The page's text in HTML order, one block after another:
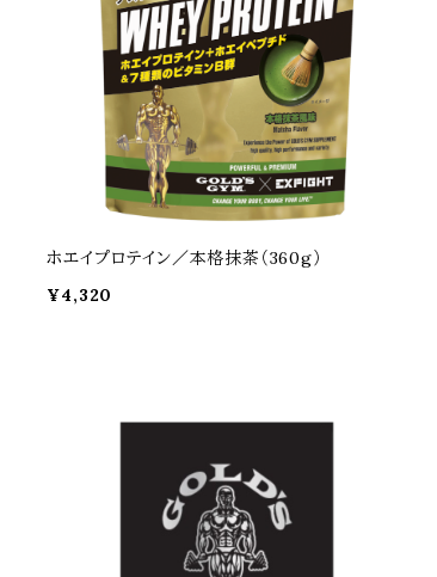
ホエイプロテイン／本格抹茶（360g）
¥4,320